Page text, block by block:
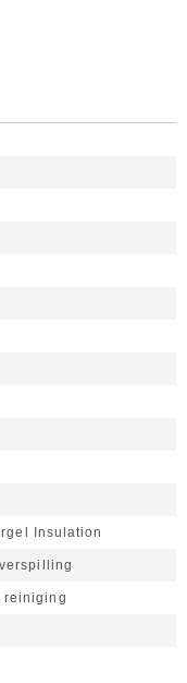
Insulation
reiniging